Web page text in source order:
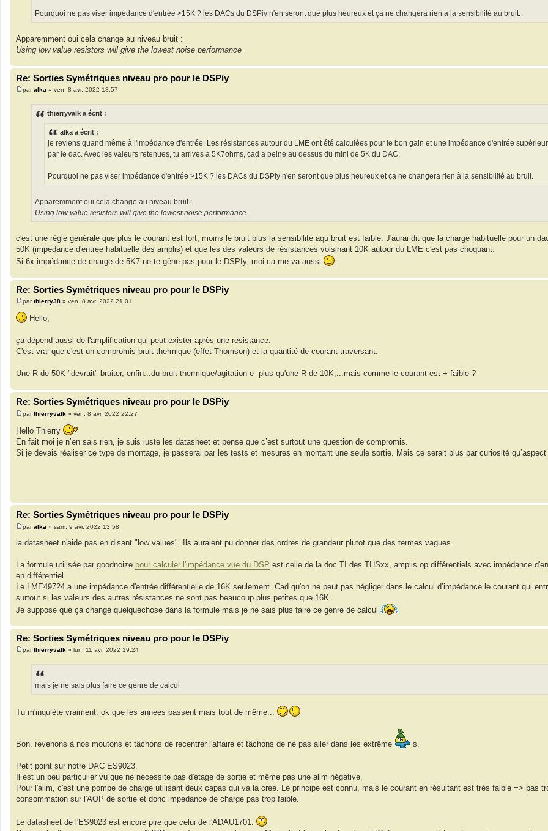
Pourquoi ne pas viser impédance d'entrée >15K ? les DACs du DSPiy n'en seront que plus heureux et ça ne changera rien à la sensibilité au bruit.
Apparemment oui cela change au niveau bruit :
Using low value resistors will give the lowest noise performance
Re: Sorties Symétriques niveau pro pour le DSPiy
M
paralka » ven. 8 avr. 2022 18:57
thierryvalk a écrit :
alka a écrit :
je reviens quand même à l'impédance d'entrée. Les résistances autour du LME ont été calculées pour le bon gain et une impédance d'entrée
par le dac. Avec les valeurs retenues, tu arrives a 5K7ohms, cad a peine au dessus du mini de 5K du DAC.
Pourquoi ne pas viser impédance d'entrée >15K ? les DACs du DSPiy n'en seront que plus heureux et ça ne changera rien à la sensibilité au bruit.
Apparemment oui cela change au niveau bruit :
Using low value resistors will give the lowest noise performance
c'est une règle générale que plus le courant est fort, moins le bruit plus la sensibilité aqu bruit est faible. J'aurai dit que la charge habituelle pour un
50K (impédance d'entrée habituelle des amplis) et que les des valeurs de résistances voisinant 10K autour du LME c'est pas choquant.
Si 6x impédance de charge de 5K7 ne te gêne pas pour le DSPIy, moi ca me va aussi
Re: Sorties Symétriques niveau pro pour le DSPiy
M
e
s
g
e
parthierry38 » ven. 8 avr. 2022 21:01
Hello,
ça dépend aussi de l'amplification qui peut exister après une résistance.
C'est vrai que c'est un compromis bruit thermique (effet Thomson) et la quantité de courant traversant.
Une R de 50K "devrait" bruiter, enfin...du bruit thermique/agitation e- plus qu'une R de 10K,...mais comme le courant est + faible ?
Re: Sorties Symétriques niveau pro pour le DSPiy
M
e
s
s
a
g
parthierryvalk » ven. 8 avr. 2022 22:27
Hello Thierry
En fait moi je n’en sais rien, je suis juste les datasheet et pense que c’est surtout une question de compromis.
Si je devais réaliser ce type de montage, je passerai par les tests et mesures en montant une seule sortie. Mais ce serait plus par curiosité qu’aspect
Re: Sorties Symétriques niveau pro pour le DSPiy
M
s
g
e
paralka » sam. 9 avr. 2022 13:58
la datasheet n'aide pas en disant "low values". Ils auraient pu donner des ordres de grandeur plutot que des termes vagues.
La formule utilisée par goodnoize pour calculer l'impédance vue du DSP est celle de la doc TI des THSxx, amplis op différentiels avec impédance
en différentiel
Le LME49724 a une impédance d'entrée différentielle de 16K seulement. Cad qu'on ne peut pas négliger dans le calcul d’impédance le courant qui
surtout si les valeurs des autres résistances ne sont pas beaucoup plus petites que 16K.
Je suppose que ça change quelquechose dans la formule mais je ne sais plus faire ce genre de calcul
Re: Sorties Symétriques niveau pro pour le DSPiy
M
parthierryvalk » lun. 11 avr. 2022 19:24
mais je ne sais plus faire ce genre de calcul
Tu m'inquiète vraiment, ok que les années passent mais tout de même...
Bon, revenons à nos moutons et tâchons de recentrer l'affaire et tâchons de ne pas aller dans les extrême s.
Petit point sur notre DAC ES9023.
Il est un peu particulier vu que ne nécessite pas d'étage de sortie et même pas une alim négative.
Pour l'alim, c'est une pompe de charge utilisant deux capas qui va la crée. Le principe est connu, mais le courant en résultant est très faible => pas
consommation sur l'AOP de sortie et donc impédance de charge pas trop faible.
Le datasheet de l'ES9023 est encore pire que celui de l'ADAU1701.